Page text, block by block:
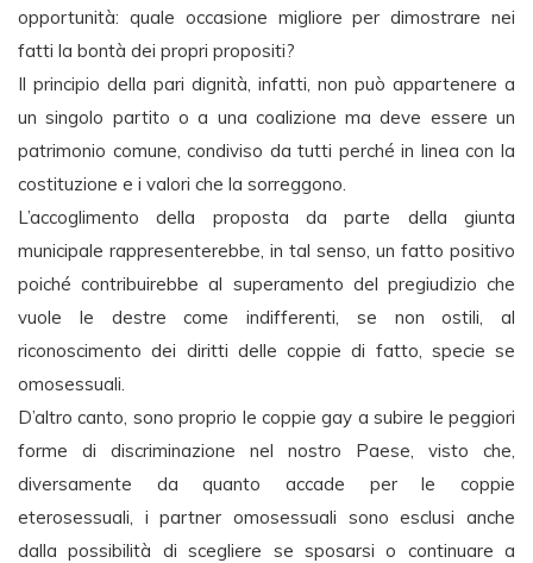
opportunità: quale occasione migliore per dimostrare nei
fatti la bontà dei propri propositi?
Il principio della pari dignità, infatti, non può appartenere a
un singolo partito o a una coalizione ma deve essere un
patrimonio comune, condiviso da tutti perché in linea con la
costituzione e i valori che la sorreggono.
L’accoglimento della proposta da parte della giunta
municipale rappresenterebbe, in tal senso, un fatto positivo
poiché contribuirebbe al superamento del pregiudizio che
vuole le destre come indifferenti, se non ostili, al
riconoscimento dei diritti delle coppie di fatto, specie se
omosessuali.
D’altro canto, sono proprio le coppie gay a subire le peggiori
forme di discriminazione nel nostro Paese, visto che,
diversamente da quanto accade per le coppie
eterosessuali, i partner omosessuali sono esclusi anche
dalla possibilità di scegliere se sposarsi o continuare a